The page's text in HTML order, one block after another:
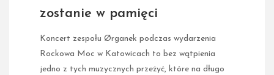
zostanie w pamięci
Koncert zespołu Ørganek podczas wydarzenia
Rockowa Moc w Katowicach to bez wątpienia
jedno z tych muzycznych przeżyć, które na długo